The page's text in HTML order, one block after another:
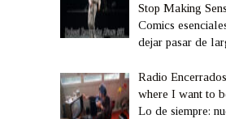
Stop Making
Comics
dejar pasar de
Radio
where I want to
Lo de siempre: